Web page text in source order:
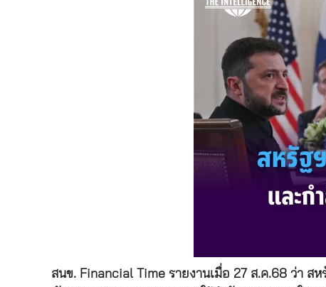
สนข. Financial Time รายงานเมื่อ 27 ส.ค.68 ว่า ส